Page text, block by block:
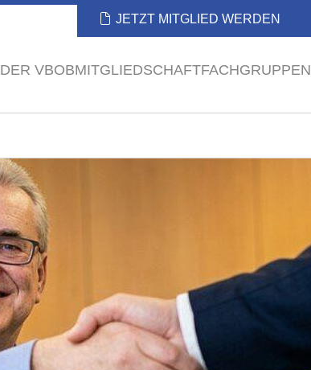
JETZT MITGLIED WERDEN
DER VBOBMITGLIEDSCHAFTFACHGRUPPEN